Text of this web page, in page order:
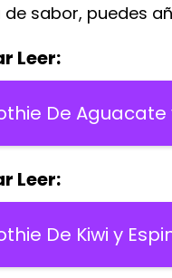
sabor, puedes
Leer:
De
Leer:
De Kiwi y